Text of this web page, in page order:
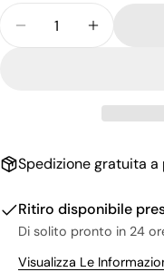
Diminuisci La
Spedizione gratuita
Ritiro disponibile
Di solito pronto in 24
Visualizza Le
Condividi
su
Facebook
Condividi
su
X
Pin
su
tuo
Il
messaggio